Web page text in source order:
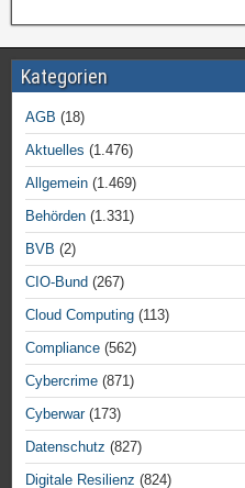
Kategorien
AGB (18)
Aktuelles (1.476)
Allgemein (1.469)
Behörden (1.331)
BVB (2)
CIO-Bund (267)
Cloud Computing (113)
Compliance (562)
Cybercrime (871)
Cyberwar(173)
Datenschutz (827)
Digitale Resilienz (824)